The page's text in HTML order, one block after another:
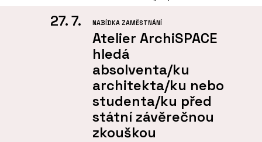
27. 7. NABÍDKA ZAMĚSTNÁNÍ
Atelier ArchiSPACE
hledá
absolventa/ku
architekta/ku nebo
studenta/ku před
státní závěrečnou
zkouškou